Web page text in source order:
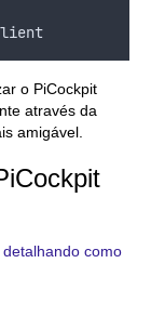
o PiCockpit
através da
amigável.
detalhando como